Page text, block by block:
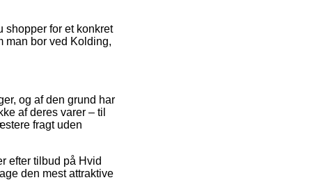
shopper for et konkret
man bor ved Kolding,
og af den grund har
af deres varer – til
fragt uden
efter tilbud på Hvid
den mest attraktive